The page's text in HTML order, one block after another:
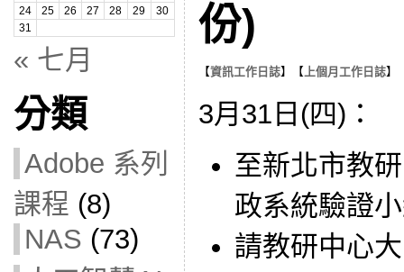
24
25 26 27 28 29
30
31
« 七月
分類
Adobe 系列
課程 (8)
NAS (73)
份)
【資訊工作日誌】【 上個月工作日誌】
3月31日(四)：
至新北市教
政系統驗證
請教研中心